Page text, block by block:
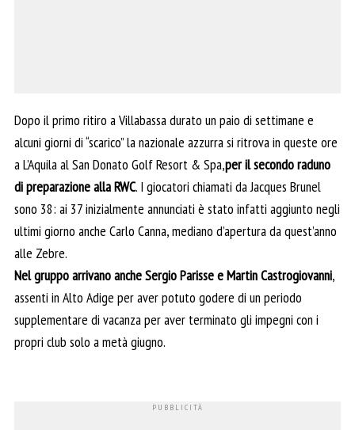
Dopo il primo ritiro a Villabassa durato un paio di settimane e
alcuni giorni di “scarico” la nazionale azzurra si ritrova in queste ore
a L’Aquila al San Donato Golf Resort & Spa,per il secondo raduno
di preparazione alla RWC. I giocatori chiamati da Jacques Brunel
sono 38: ai 37 inizialmente annunciati è stato infatti aggiunto negli
ultimi giorno anche Carlo Canna, mediano d’apertura da quest’anno
alle Zebre.
Nel gruppo arrivano anche Sergio Parisse e Martin Castrogiovanni,
assenti in Alto Adige per aver potuto godere di un periodo
supplementare di vacanza per aver terminato gli impegni con i
propri club solo a metà giugno.